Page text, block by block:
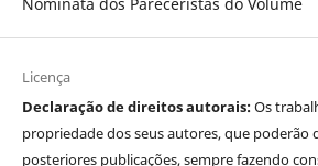
Licença
Declaração de direitos autorais:Os
propriedade dos seus autores, que poderão
posteriores publicações, sempre fazendo